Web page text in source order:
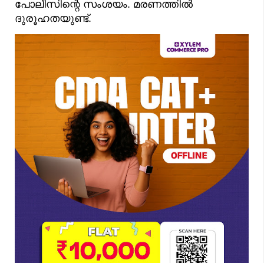
പോലീസിന്റെ സംശയം. മരണത്തിൽ
ദുരൂഹതയുണ്ട്.